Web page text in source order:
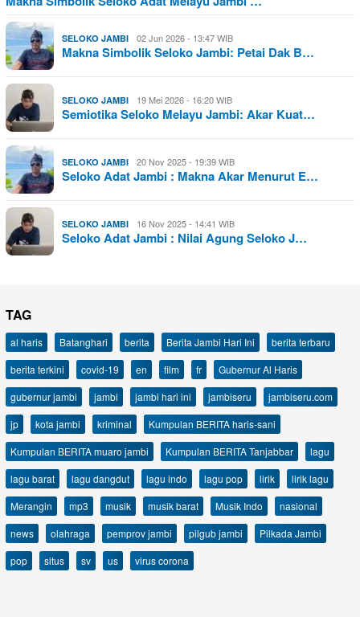
SELOKO JAMBI 02 Jun 2026 - 13:47 WIB
Makna Simbolik Seloko Jambi: Petai Dak B…
SELOKO JAMBI 19 Mei 2026 - 16:20 WIB
Semiotika Seloko Melayu Jambi: Akar Kuat…
SELOKO JAMBI 20 Nov 2025 - 19:39 WIB
Seloko Adat Jambi : Makna Akar Menurut E…
SELOKO JAMBI 16 Nov 2025 - 14:41 WIB
Seloko Adat Jambi : Nilai Agung Seloko J…
TAG
al haris Batanghari berita Berita Jambi Hari Ini
berita terbaru
berita terkini
covid-19 en film fr
Gubernur Al Haris
gubernur jambi
jambi jambi hari ini jambiseru
jambiseru.com
jp
kota jambi kriminal
Kumpulan BERITA haris-sani
Kumpulan BERITA muaro jambi
Kumpulan BERITA Tanjabbar
lagu
lagu barat
lagu dangdut lagu indo lagu pop lirik
lirik lagu
Merangin
mp3 musik musik barat Musik Indo
nasional
news
olahraga pemprov jambi pilgub jambi
Pilkada Jambi
pop
situs sv us virus corona